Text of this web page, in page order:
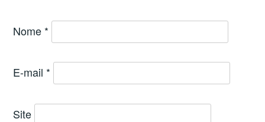
Nome *
E-mail *
Site